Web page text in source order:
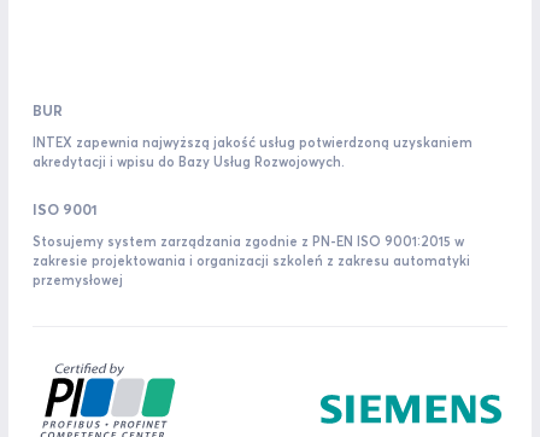
BUR
INTEX zapewnia najwyższą jakość usług potwierdzoną uzyskaniem
akredytacji i wpisu do Bazy Usług Rozwojowych.
ISO 9001
Stosujemy system zarządzania zgodnie z PN-EN ISO 9001:2015 w
zakresie projektowania i organizacji szkoleń z zakresu automatyki
przemysłowej